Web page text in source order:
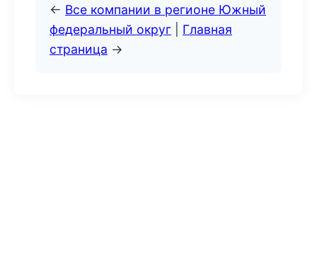
← Все компании в регионе Южный
федеральный округ
Главная
страница →